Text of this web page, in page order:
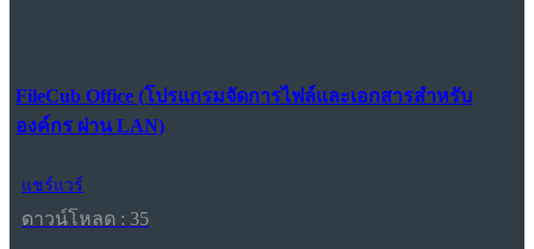
FileCub Office (โปรแกรมจัดการไฟล์และเอกสารสำหรับ
องค์กร ผ่าน LAN)
แชร์แวร์
ดาวน์โหลด : 35